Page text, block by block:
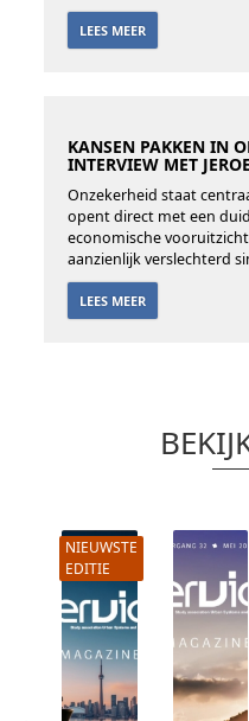
LEES MEER
KANSEN PAKKEN IN
INTERVIEW MET
Onzekerheid staat
opent direct met een
economische
aanzienlijk verslechterd
LEES MEER